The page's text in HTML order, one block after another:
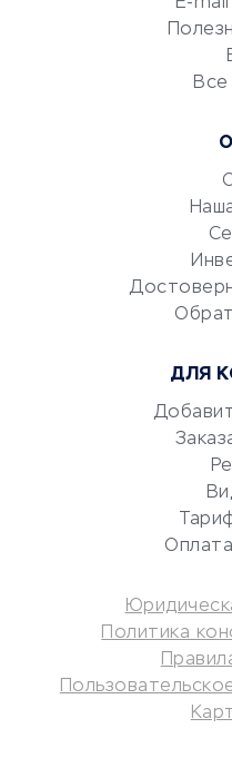
УСЛУГИ ДЛЯ
документооборот
Юридические
Аудиторские
Бухгалтерия онлайн
Потребительские
Кредитные карты
Дебетовые карты
Микрофинансовые
ДЛЯ
Политика